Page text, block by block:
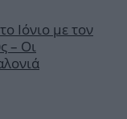
Ιόνιο με τον
– Οι